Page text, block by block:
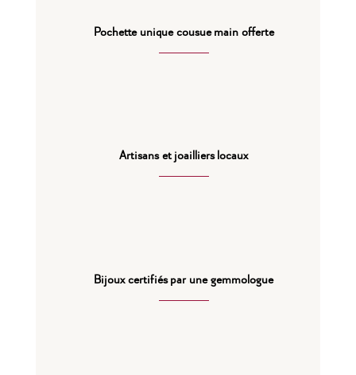
Pochette unique cousue main offerte
Artisans et joailliers locaux
Bijoux certifiés par une gemmologue